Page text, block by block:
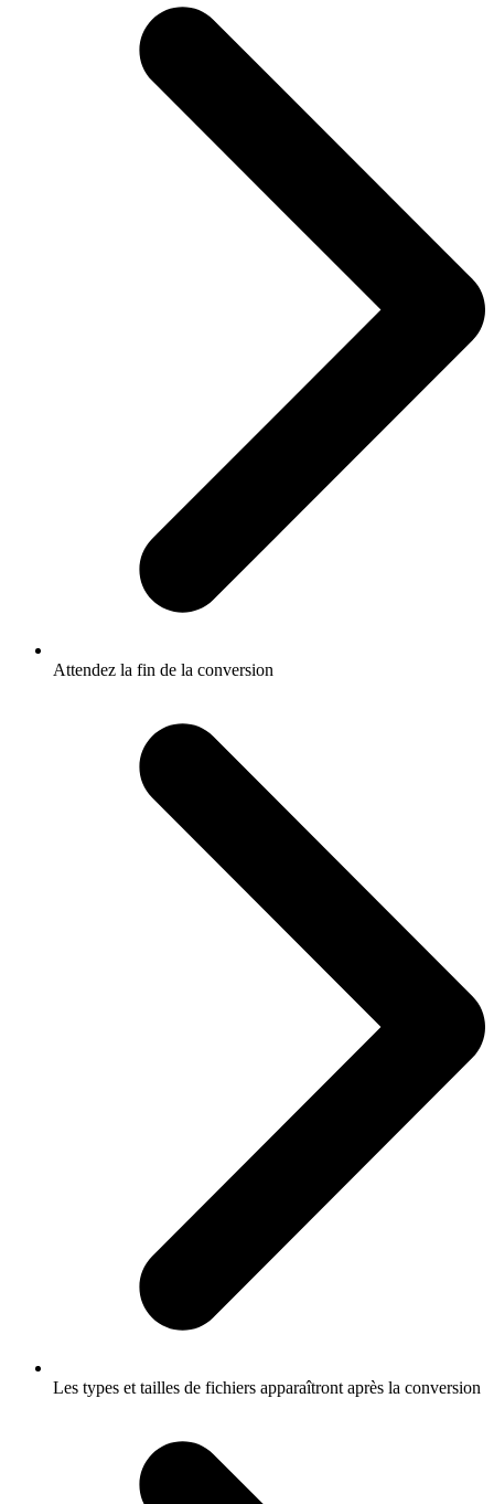
Attendez la fin de la conversion
Les types et tailles de fichiers apparaîtront après la conversion